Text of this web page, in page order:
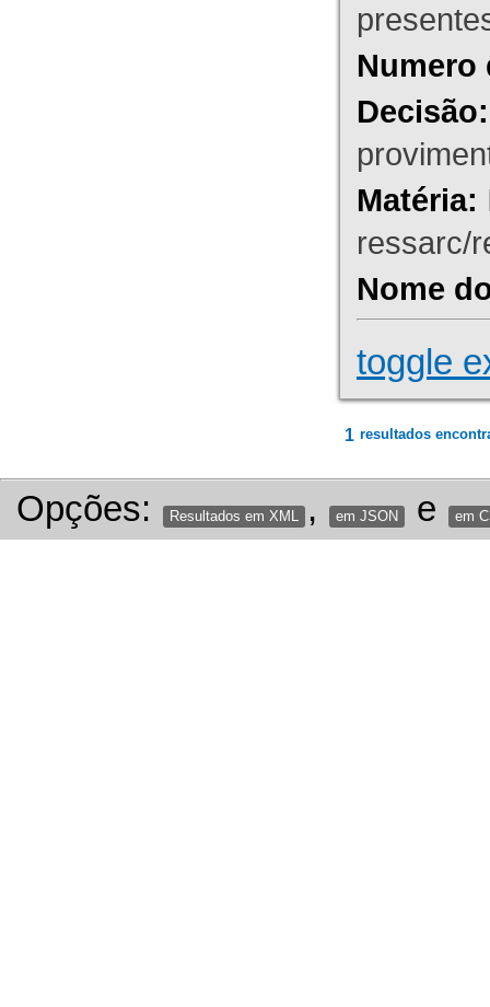
Numero
Decisão:
Matéria:
ressarc/
Nome
toggle
1 resultados
Opções: Resultados em XML , em JSON e em